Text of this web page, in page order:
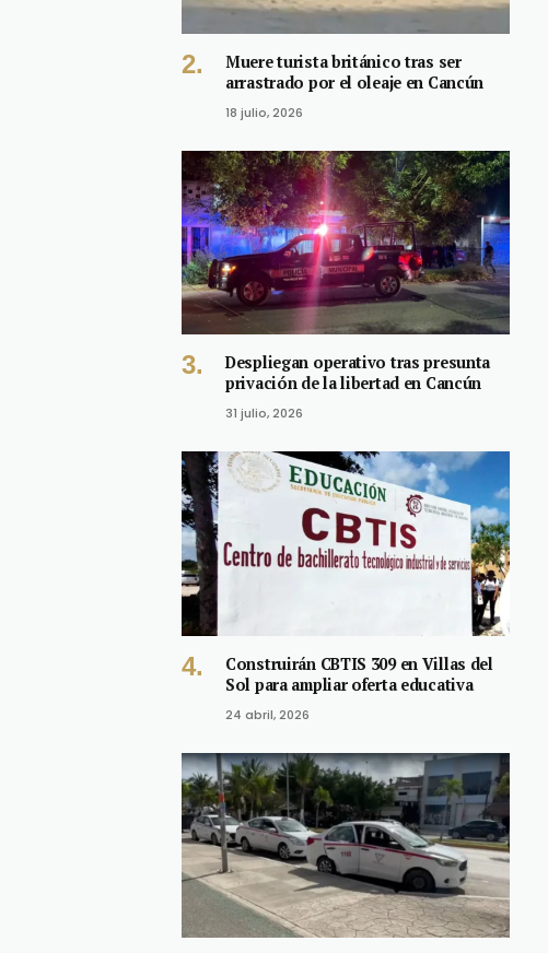
Muere turista británico tras ser
arrastrado por el oleaje en Cancún
18 julio, 2026
Despliegan operativo tras presunta
privación de la libertad en Cancún
31 julio, 2026
Construirán CBTIS 309 en Villas del
Sol para ampliar oferta educativa
24 abril, 2026